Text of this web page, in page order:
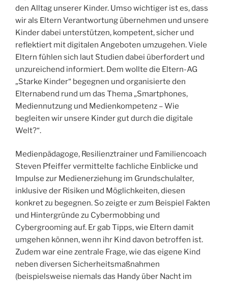
den Alltag unserer Kinder. Umso wichtiger ist es, dass
wir als Eltern Verantwortung übernehmen und unsere
Kinder dabei unterstützen, kompetent, sicher und
reflektiert mit digitalen Angeboten umzugehen. Viele
Eltern fühlen sich laut Studien dabei überfordert und
unzureichend informiert. Dem wollte die Eltern-AG
„Starke Kinder“ begegnen und organisierte den
Elternabend rund um das Thema „Smartphones,
Mediennutzung und Medienkompetenz – Wie
begleiten wir unsere Kinder gut durch die digitale
Welt?“.
Medienpädagoge, Resilienztrainer und Familiencoach
Steven Pfeiffer vermittelte fachliche Einblicke und
Impulse zur Medienerziehung im Grundschulalter,
inklusive der Risiken und Möglichkeiten, diesen
konkret zu begegnen. So zeigte er zum Beispiel Fakten
und Hintergründe zu Cybermobbing und
Cybergrooming auf. Er gab Tipps, wie Eltern damit
umgehen können, wenn ihr Kind davon betroffen ist.
Zudem war eine zentrale Frage, wie das eigene Kind
neben diversen Sicherheitsmaßnahmen
(beispielsweise niemals das Handy über Nacht im